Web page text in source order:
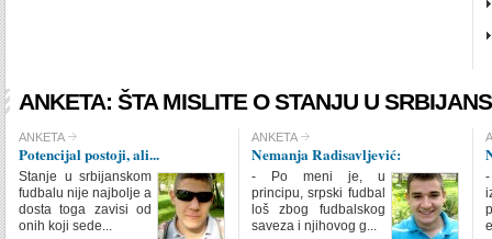
ANKETA: ŠTA MISLITE O STANJU U
ANKETA
ANKETA
INTRO ITEMS
ANKETA
Potencijal postoji, ali...
Stanje u srbijanskom
fudbalu nije najbolje a
dosta toga zavisi od
onih koji sede...
ANKETA
Nemanja Radisavljević:
- Po meni je, u
principu, srpski fudbal
loš zbog fudbalskog
saveza i njihovog g...